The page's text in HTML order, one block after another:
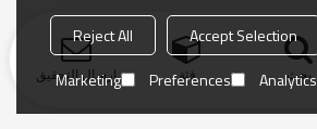
بحث فئة ارسال التحقيق
Accept Selection
Reject All
Analytics
Preferences
Marketing